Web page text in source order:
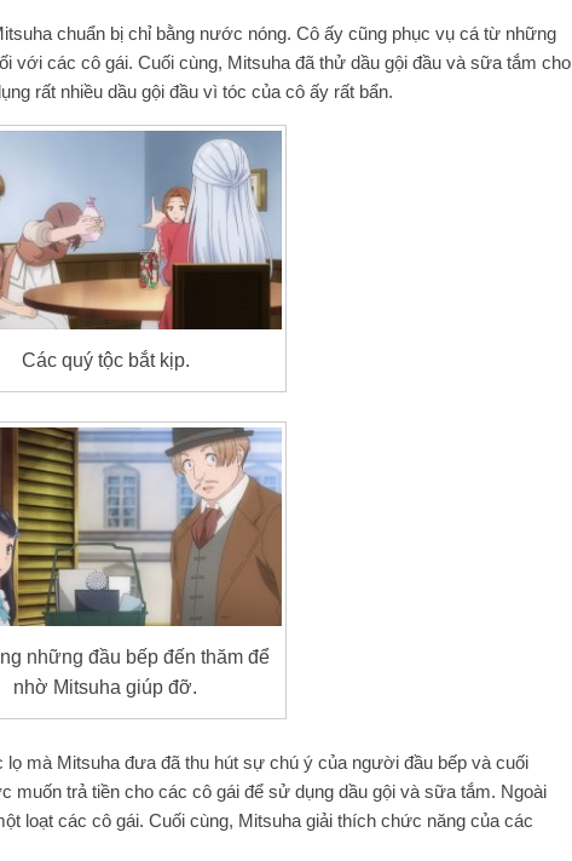
chuẩn bị chỉ bằng nước nóng. Cô ấy cũng phục vụ cá từ những
với các cô gái. Cuối cùng, Mitsuha đã thử dầu gội đầu và sữa tắm cho
rất nhiều dầu gội đầu vì tóc của cô ấy rất bẩn.
Các quý tộc bắt kịp.
những đầu bếp đến thăm để
nhờ Mitsuha giúp đỡ.
lọ mà Mitsuha đưa đã thu hút sự chú ý của người đầu bếp và cuối
muốn trả tiền cho các cô gái để sử dụng dầu gội và sữa tắm. Ngoài
loạt các cô gái. Cuối cùng, Mitsuha giải thích chức năng của các